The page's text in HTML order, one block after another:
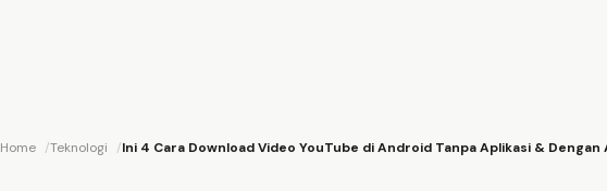
Home Teknologi Ini 4 Cara Download Video YouTube di Android Tanpa Aplikasi & Dengan